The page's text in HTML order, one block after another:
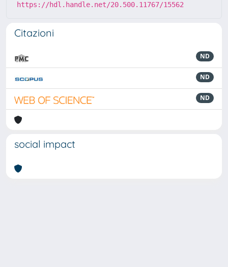
https://hdl.handle.net/20.500.11767/15562
Citazioni
ND
ND
ND
social impact